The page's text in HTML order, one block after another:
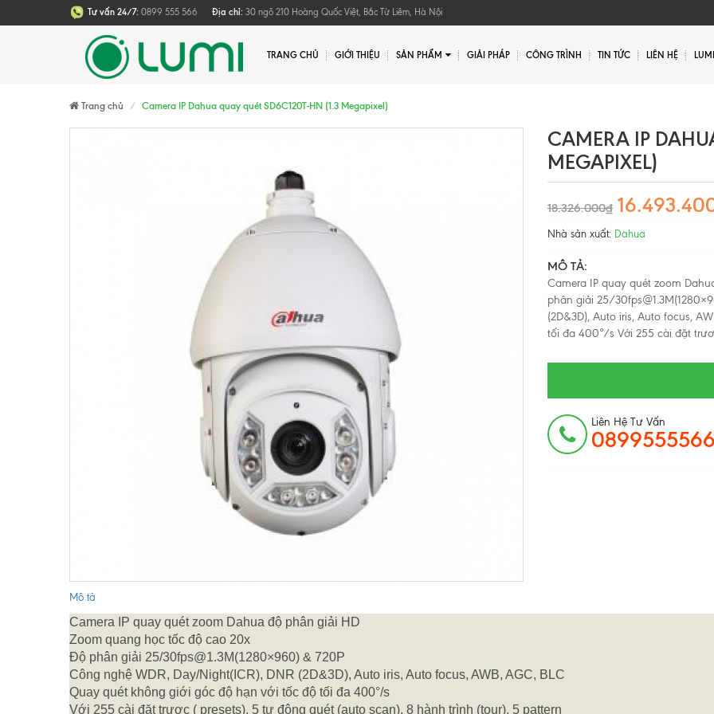
Tư vấn 24/7: 0899 555 566 Địa chỉ: 30 ngõ 210 Hoàng Quốc Việt, Bắc Từ Liêm, Hà Nội
TRANG CHỦ GIỚI THIỆU SẢN PHẨM GIẢI PHÁP CÔNG TRÌNH TIN TỨC LIÊN HỆ
Trang chủ Camera IP Dahua quay quét SD6C120T-HN (1.3 Megapixel)
CAMERA IP
MEGAPIXEL)
18.326.000₫
Nhà sản xuất: Dahua
MÔ TẢ:
Camera IP quay quét zoom
phân giải 25/
(2D&3D), Auto iris, Auto focus,
tối đa 400°/s Với 255 cài đặt
Liên Hệ Tư Vấn
0899555566
Mô tả
Camera IP quay quét zoom Dahua độ phân giải HD
Zoom quang học tốc độ cao 20x
Độ phân giải 25/30fps@1.3M(1280×960) & 720P
Công nghệ WDR, Day/Night(ICR), DNR (2D&3D), Auto iris, Auto focus, AWB, AGC, BLC
Quay quét không giới góc độ hạn với tốc độ tối đa 400°/s
Với 255 cài đặt trươc ( presets), 5 tự động quét (auto scan), 8 hành trình (tour), 5 pattern